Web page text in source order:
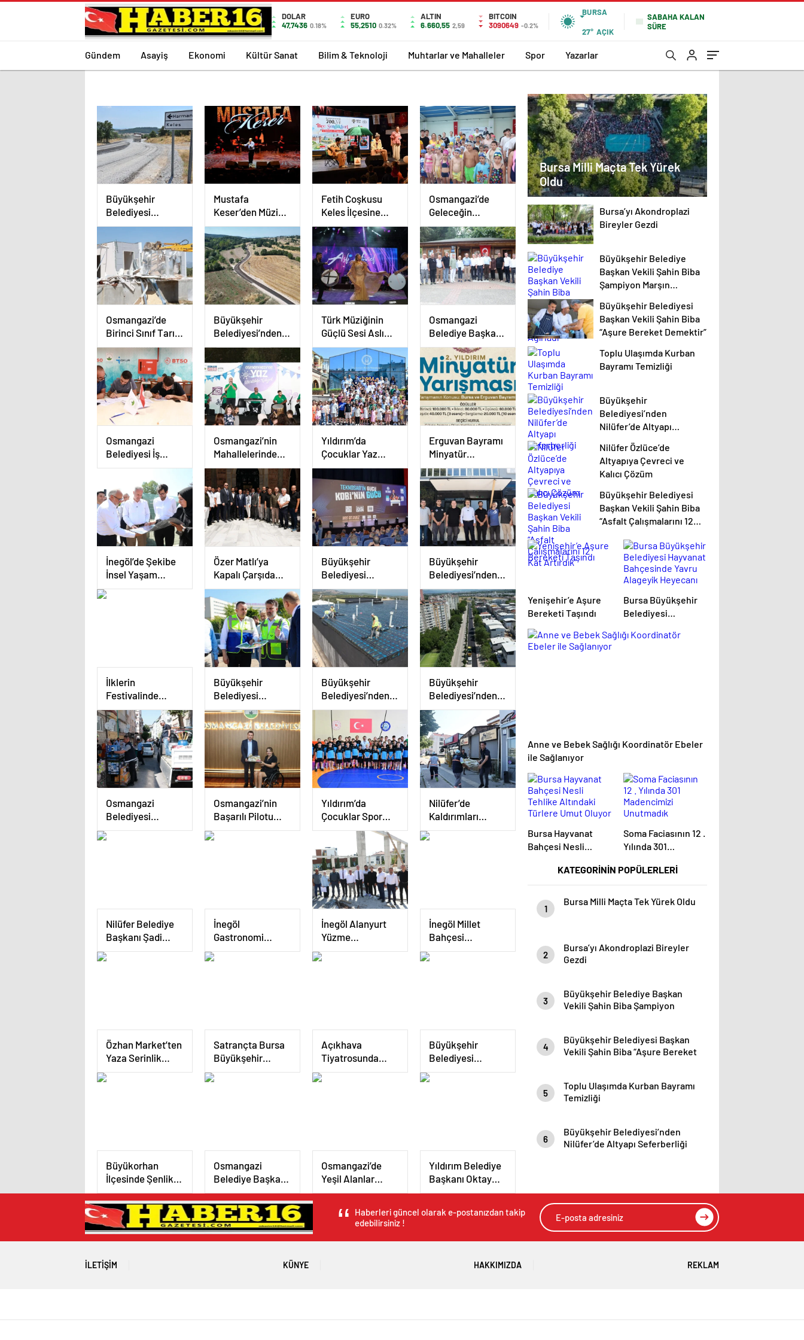
DOLAR
47,7436 0.18%
EURO
55,2510 0.32%
ALTIN
6.660,55 2,59
BITCOIN
3090649 -0.2%
BURSA
27° AÇIK
SABAHA KALAN
SÜRE
Gündem Asayiş Ekonomi Kültür Sanat Bilim & Teknoloji Muhtarlar ve Mahalleler Spor Yazarlar
Büyükşehir
Belediyesi
Harmancık’ta
Yolları Yeniliyor
Mustafa
Keser’den Müzik
Dolu Gece
Fetih Coşkusu
Keles İlçesine
Taşındı
Osmangazi’de
Geleceğin
Yüzücüleri
Törenle
Sertifikalarını Aldı
Osmangazi’de
Birinci Sınıf Tarım
Arazisine Yapılan
Kaçak Yapı Yıkıldı
Büyükşehir
Belediyesi’nden
İnegöl’e Ulaşım
Hamlesi
Türk Müziğinin
Güçlü Sesi Aslı
Hünel’den Açık
Havada Müzik
Ziyafeti
Osmangazi
Belediye Başkanı
Erkan Aydın
Cuma Durağı
Küplüpınar
Mahallesi Oldu
Osmangazi
Belediyesi İş
arayanlara
Osmangazi’nin
Mahallelerinde
Şenliğin En Güzeli
Yaşanıyor
Yıldırım’da
Çocuklar Yaz
Okulunda Hem
Öğreniyor Hem
Eğleniyor
Erguvan Bayramı
Minyatür
Sanatıyla
Geleceğe
Taşınacak
İnegöl’de Şekibe
İnsel Yaşam
Merkezi Atlı
Binicilik Merkezi
Özer Matlı’ya
Kapalı Çarşıda
Sevgi Seli
Büyükşehir
Belediyesi
Başkan Vekili
Şahin Biba
“Bursa’nın
Geleceğini
Bütüncül Bir
Anlayışla
Planlıyoruz”
Büyükşehir
Belediyesi’nden
Afetlere Hazır İki
Yeni Mobil Araç
İlklerin
Festivalinde
Çocuklar Neşelii
Büyükşehir
Belediyesi
Başkan Vekili
Şahin Biba “Şehir
Hastanesi
Otoparkı Bu Ay
Hizmete
Açılacak”
Büyükşehir
Belediyesi’nden
Mudanya’nın
Altyapısında
Güçlü Yatırım
Büyükşehir
Belediyesi’nden
Panayır’da Altyapı
ve Ulaşım Atağı
Osmangazi
Belediyesi
Zabıtası Kaldırım
İşgallerine Fırsat
Osmangazi’nin
Başarılı Pilotu
Kupayı Belediye
Başkanı Erkan
Yıldırım’da
Çocuklar Spor
Yaparak Büyüyor
Nilüfer’de
Kaldırımları
Temizleme
Çalışması
Nilüfer Belediye
Başkanı Şadi
Özdemir
Esentepe’lileri
İnegöl
Gastronomi
Festivali Yöresel
Lezzetlerini
İnegöl Alanyurt
Yüzme
Havuzunda Yapım
Çalışmaları
İnegöl Millet
Bahçesi
Çalışmaları Tüm
Hızıyla Sürüyor
Özhan Market’ten
Yaza Serinlik
Katacak
Kampanya
Satrançta Bursa
Büyükşehir
Belediyesi Farkı
Açıkhava
Tiyatrosunda
Cimri Oyununa
Alkış Yağmuru
Büyükşehir
Belediyesi
Keles’te Ulaşım
Kalitesini Artırıyor
Büyükorhan
İlçesinde Şenlik
Coşkusu
Osmangazi
Belediye Başkanı
Erkan Aydın
Doğancı’da
Vatandaşların
Taleplerini
Yerinde Dinledi
Osmangazi’de
Yeşil Alanlar
Titizlikle
Yıldırım Belediye
Başkanı Oktay
Yılmaz Çiçek
Bir Araya Geldi
Bursa Milli Maçta Tek Yürek
Oldu
Bursa’yı Akondroplazi
Bireyler Gezdi
Büyükşehir Belediye
Başkan Vekili Şahin Biba
Şampiyon Marşın
Büyükşehir Belediyesi
Başkan Vekili Şahin Biba
“Aşure Bereket Demektir”
Toplu Ulaşımda Kurban
Bayramı Temizliği
Büyükşehir
Belediyesi’nden
Nilüfer’de Altyapı
Nilüfer Özlüce’de
Altyapıya Çevreci ve
Kalıcı Çözüm
Büyükşehir Belediyesi
Başkan Vekili Şahin Biba
“Asfalt Çalışmalarını 12
Yenişehir’e Aşure
Bereketi Taşındı
Bursa Büyükşehir
Belediyesi
Bahçesinde Yavru
Anne ve Bebek Sağlığı Koordinatör Ebeler
ile Sağlanıyor
Bursa Hayvanat
Bahçesi Nesli
Türlere Umut
Oluyor
Soma Faciasının 12 .
Yılında 301
Unutmadık
Unutturmayacağız
KATEGORİNİN POPÜLERLERİ
1
Bursa Milli Maçta Tek Yürek Oldu
2
Bursa’yı Akondroplazi Bireyler
Gezdi
3
Büyükşehir Belediye Başkan
Vekili Şahin Biba Şampiyon
4
Büyükşehir Belediyesi Başkan
Vekili Şahin Biba “Aşure Bereket
5
Toplu Ulaşımda Kurban Bayramı
Temizliği
6
Büyükşehir Belediyesi’nden
Nilüfer’de Altyapı Seferberliği
Haberleri güncel olarak e-postanızdan takip
edebilirsiniz !
İLETIŞIM KÜNYE HAKKIMIZDA REKLAM